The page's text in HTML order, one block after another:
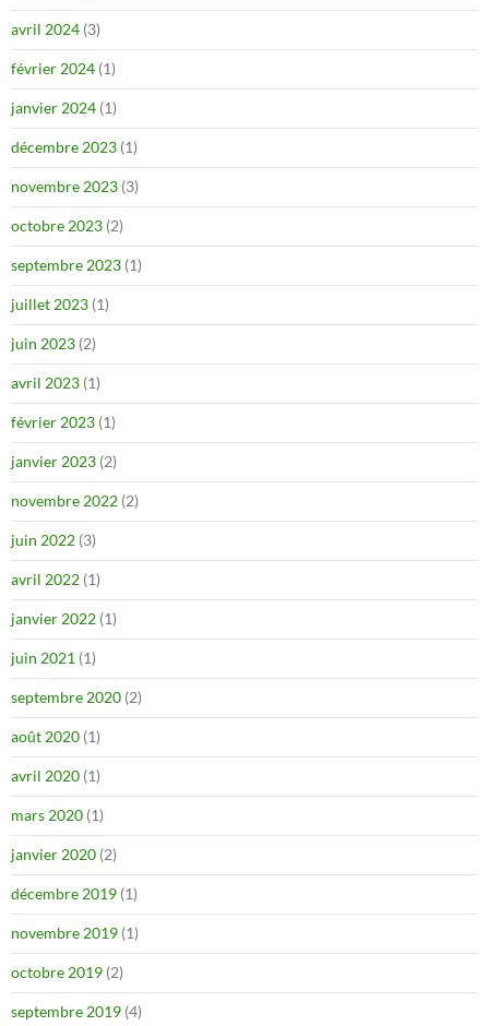
avril 2024 (3)
février 2024 (1)
janvier 2024 (1)
décembre 2023 (1)
novembre 2023 (3)
octobre 2023 (2)
septembre 2023 (1)
juillet 2023 (1)
juin 2023 (2)
avril 2023 (1)
février 2023 (1)
janvier 2023 (2)
novembre 2022 (2)
juin 2022 (3)
avril 2022 (1)
janvier 2022 (1)
juin 2021 (1)
septembre 2020 (2)
août 2020 (1)
avril 2020 (1)
mars 2020 (1)
janvier 2020 (2)
décembre 2019 (1)
novembre 2019 (1)
octobre 2019 (2)
septembre 2019 (4)